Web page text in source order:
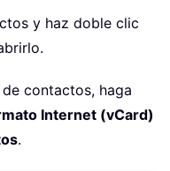
y haz doble clic
contactos, haga
Internet (vCard)
.